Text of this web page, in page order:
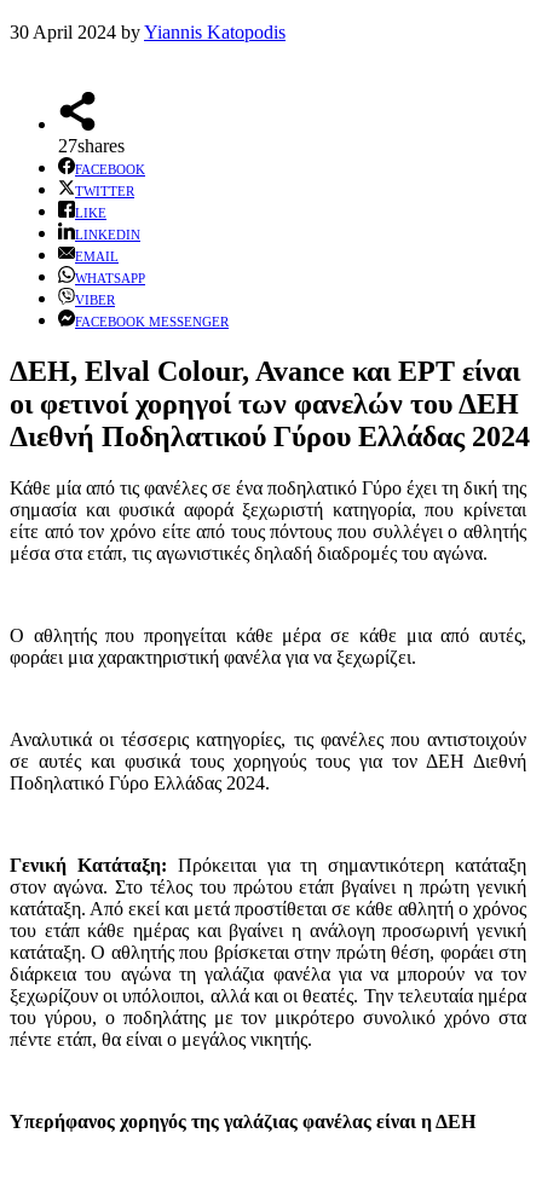
30 April 2024 byYiannis Katopodis
27shares
FACEBOOK
TWITTER
LIKE
LINKEDIN
EMAIL
WHATSAPP
VIBER
FACEBOOK MESSENGER
ΔΕΗ, Elval Colour, Avance και ΕΡΤ είναι
οι φετινοί χορηγοί των φανελών του ΔΕΗ
Διεθνή Ποδηλατικού Γύρου Ελλάδας 2024
Κάθε μία από τις φανέλες σε ένα ποδηλατικό Γύρο έχει τη δική της
σημασία και φυσικά αφορά ξεχωριστή κατηγορία, που κρίνεται
είτε από τον χρόνο είτε από τους πόντους που συλλέγει ο αθλητής
μέσα στα ετάπ, τις αγωνιστικές δηλαδή διαδρομές του αγώνα.
Ο αθλητής που προηγείται κάθε μέρα σε κάθε μια από αυτές,
φοράει μια χαρακτηριστική φανέλα για να ξεχωρίζει.
Αναλυτικά οι τέσσερις κατηγορίες, τις φανέλες που αντιστοιχούν
σε αυτές και φυσικά τους χορηγούς τους για τον ΔΕΗ Διεθνή
Ποδηλατικό Γύρο Ελλάδας 2024.
Γενική Κατάταξη: Πρόκειται για τη σημαντικότερη κατάταξη
στον αγώνα. Στο τέλος του πρώτου ετάπ βγαίνει η πρώτη γενική
κατάταξη. Από εκεί και μετά προστίθεται σε κάθε αθλητή ο χρόνος
του ετάπ κάθε ημέρας και βγαίνει η ανάλογη προσωρινή γενική
κατάταξη. Ο αθλητής που βρίσκεται στην πρώτη θέση, φοράει στη
διάρκεια του αγώνα τη γαλάζια φανέλα για να μπορούν να τον
ξεχωρίζουν οι υπόλοιποι, αλλά και οι θεατές. Την τελευταία ημέρα
του γύρου, ο ποδηλάτης με τον μικρότερο συνολικό χρόνο στα
πέντε ετάπ, θα είναι ο μεγάλος νικητής.
Υπερήφανος χορηγός της γαλάζιας φανέλας είναι η ΔΕΗ